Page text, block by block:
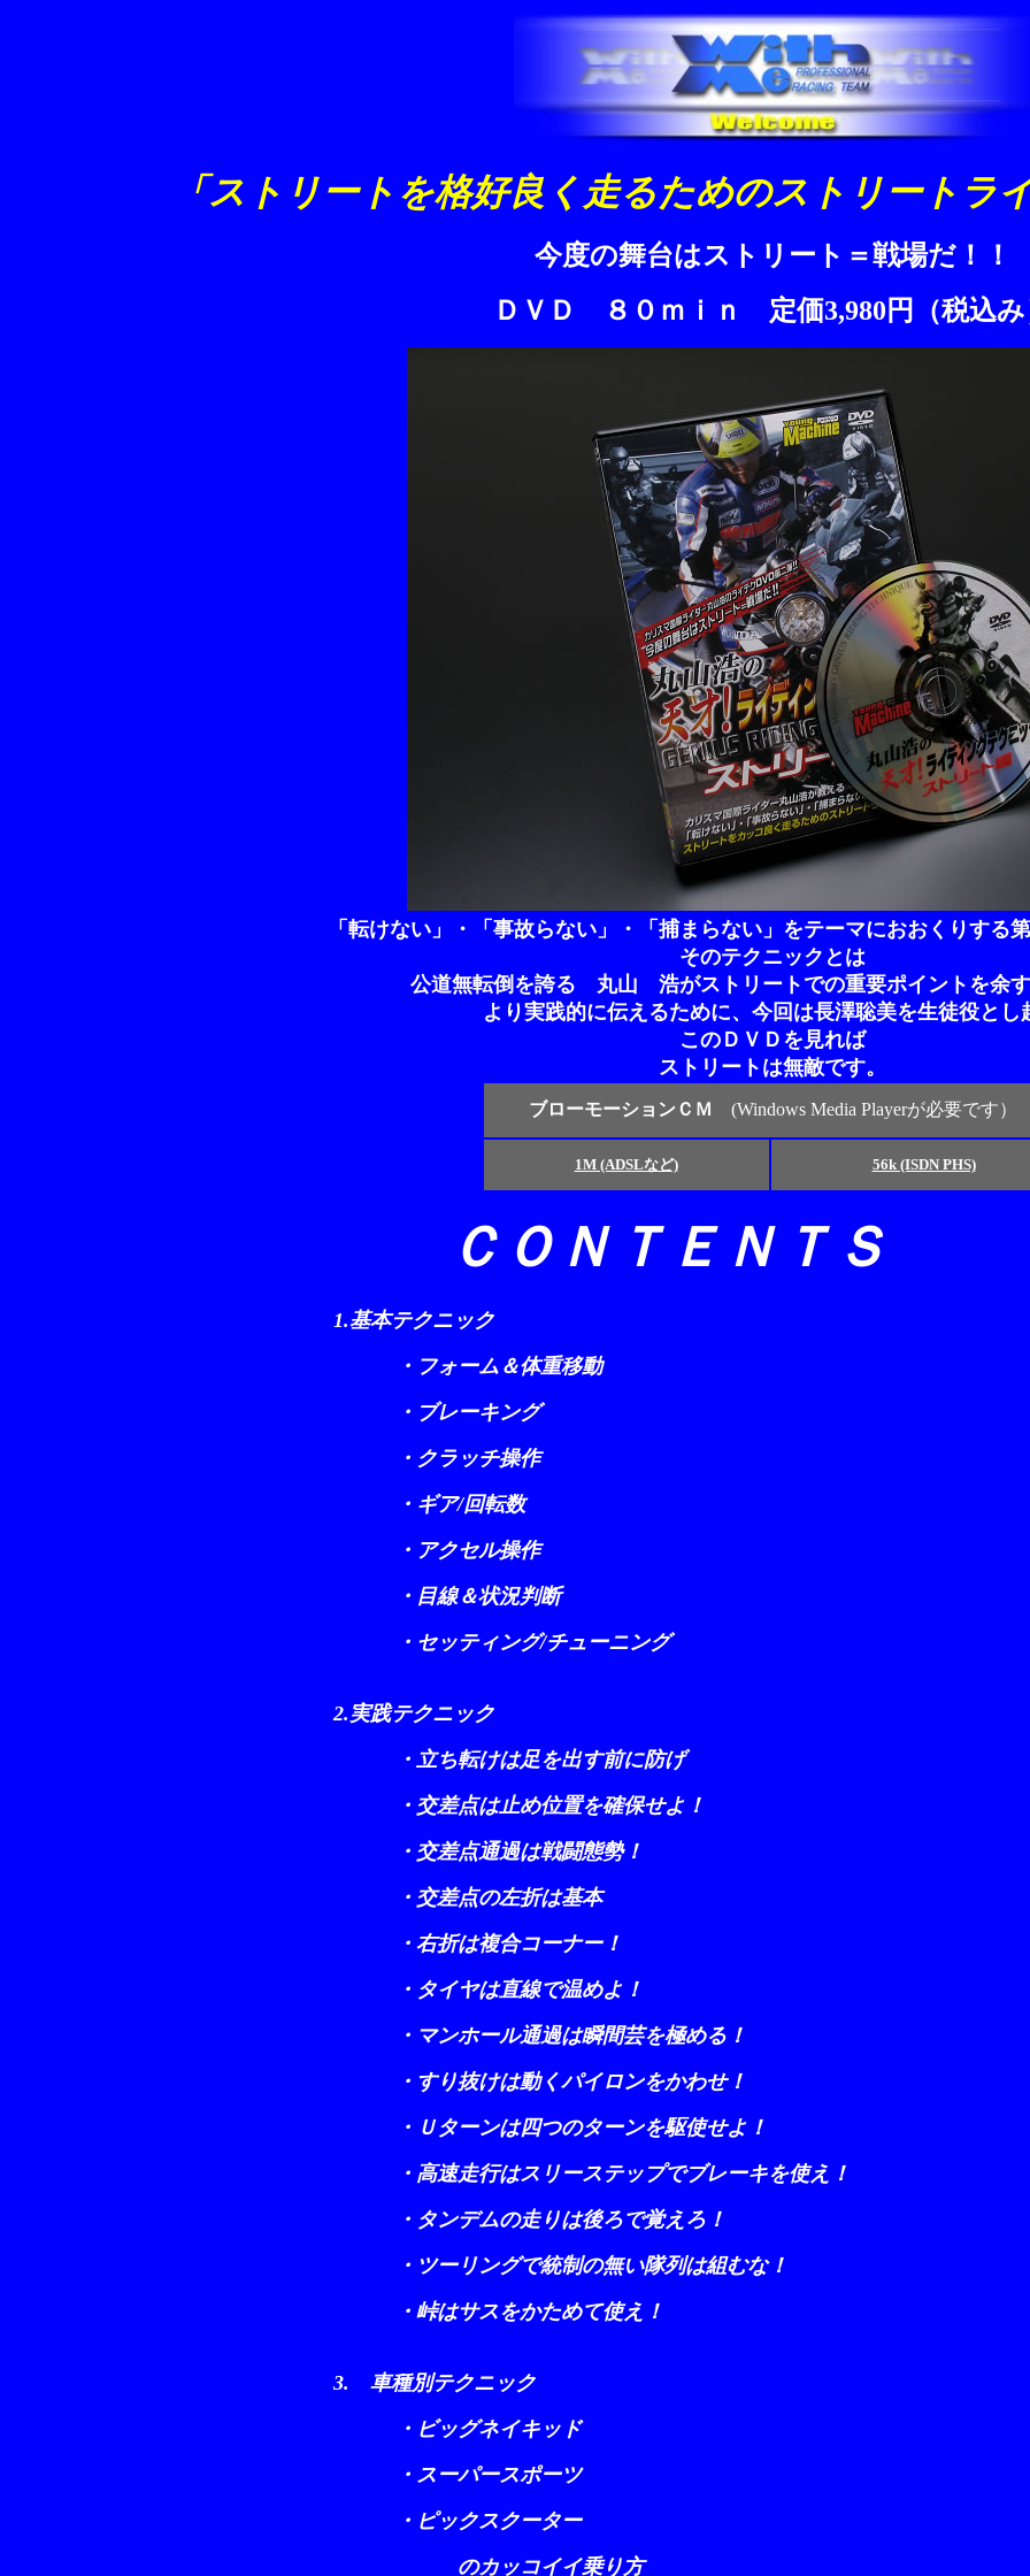
「ストリートを格好良く走るためのストリートラ
今度の舞台はストリート＝戦場だ！！
ＤＶＤ ８０ｍｉｎ 定価3,980円（税込み
「転けない」・「事故らない」・「捕まらない」をテーマにおおくりする
そのテクニックとは
公道無転倒を誇る 丸山 浩がストリートでの重要ポイントを余
より実践的に伝えるために、今回は長澤聡美を生徒役とし
このＤＶＤを見れば
ストリートは無敵です。
ブローモーションＣＭ (Windows Media Playerが必要です
1M (ADSLなど) 56k (ISDN PHS)
ＣＯＮＴＥＮＴＳ
1.基本テクニック
・フォーム＆体重移動
・ブレーキング
・クラッチ操作
・ギア/回転数
・アクセル操作
・ 目線＆状況判断
・セッティング/チューニング
2.実践テクニック
・立ち転けは足を出す前に防げ
・交差点は止め位置を確保せよ！
・交差点通過は戦闘態勢！
・交差点の左折は基本
・右折は複合コーナー！
・タイヤは直線で温めよ！
・マンホール通過は瞬間芸を極める！
・すり抜けは動くパイロンをかわせ！
・Ｕターンは四つのターンを駆使せよ！
・高速走行はスリーステップでブレーキを使え！
・タンデムの走りは後ろで覚えろ！
・ツーリングで統制の無い隊列は組むな！
・峠はサスをかためて使え！
3. 車種別テクニック
・ビッグネイキッド
・スーパースポーツ
・ピックスクーター
のカッコイイ乗り方